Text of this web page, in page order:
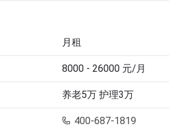
月租
8000 - 26000 元/月
养老5万 护理3万
400-687-1819